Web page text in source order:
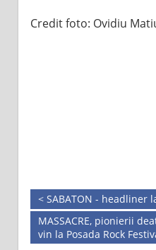
Credit foto: Ovidiu
< SABATON - headliner
MASSACRE, pionierii
vin la Posada Rock